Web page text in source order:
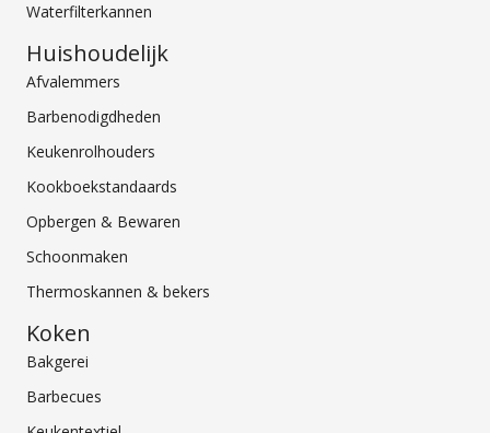
Waterfilterkannen
Huishoudelijk
Afvalemmers
Barbenodigdheden
Keukenrolhouders
Kookboekstandaards
Opbergen & Bewaren
Schoonmaken
Thermoskannen & bekers
Koken
Bakgerei
Barbecues